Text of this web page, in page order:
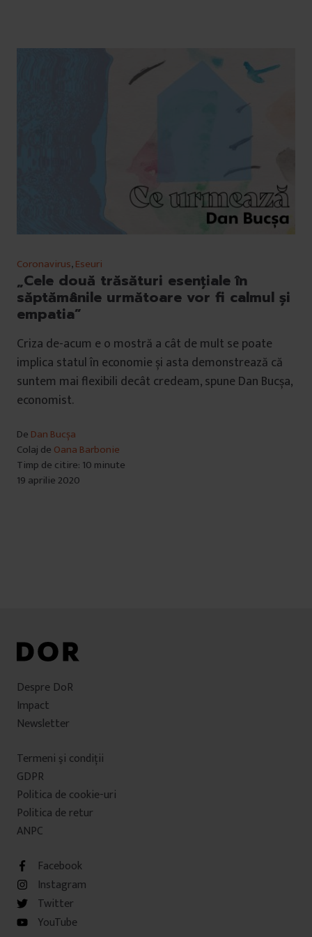
Coronavirus,Eseuri
„Cele două trăsături esențiale în
săptămânile următoare vor fi calmul și
empatia”
Criza de-acum e o mostră a cât de mult se poate
implica statul în economie și asta demonstrează că
suntem mai flexibili decât credeam, spune Dan Bucșa,
economist.
De Dan Bucșa
Colaj de Oana Barbonie
Timp de citire: 10 minute
19 aprilie 2020
Despre DoR
Impact
Newsletter
Termeni şi condiţii
GDPR
Politica de cookie-uri
Politica de retur
ANPC
Facebook
Instagram
Twitter
YouTube